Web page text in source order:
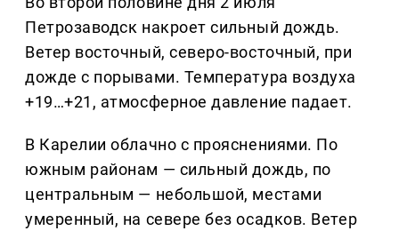
Петрозаводск накроет сильный дождь.
Ветер восточный, северо-восточный, при
дожде с порывами. Температура воздуха
+19…+21, атмосферное давление падает.
В Карелии облачно с прояснениями. По
южным районам — сильный дождь, по
центральным — небольшой, местами
умеренный, на севере без осадков. Ветер